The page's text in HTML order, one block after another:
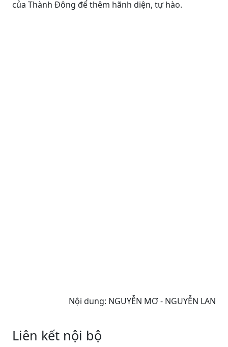
của Thành Đông để thêm hãnh diện, tự hào.
Nội dung: NGUYỄN MƠ - NGUYỄN LAN
Liên kết nội bộ